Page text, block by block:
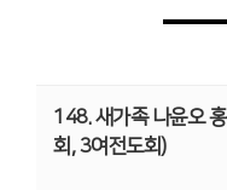
148. 새가족 나윤오
회, 3여전도회)